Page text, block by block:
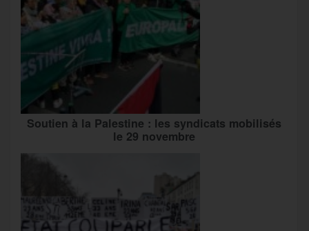
Soutien à la Palestine : les syndicats mobilisés
le 29 novembre